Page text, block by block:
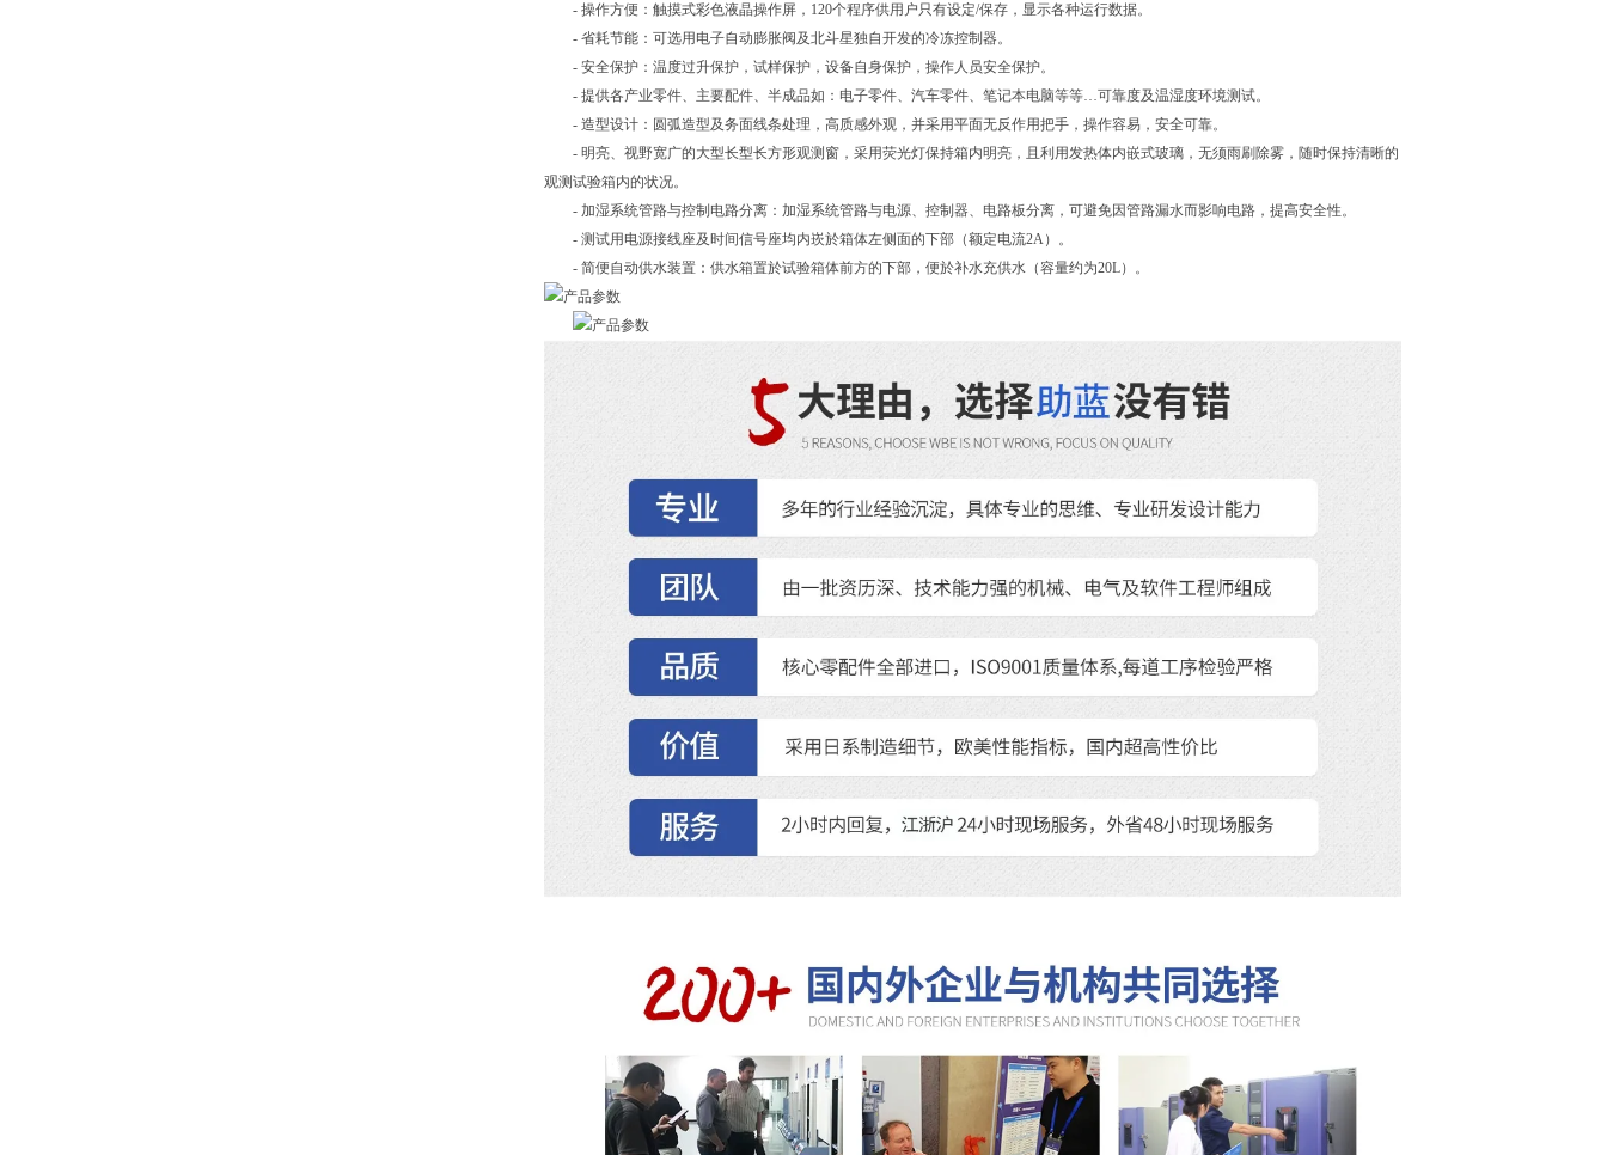
- 操作方便：触摸式彩色液晶操作屏，120个程序供用户只有设定/保存，显示各种运行数据。
- 省耗节能：可选用电子自动膨胀阀及北斗星独自开发的冷冻控制器。
- 安全保护：温度过升保护，试样保护，设备自身保护，操作人员安全保护。
- 提供各产业零件、主要配件、半成品如：电子零件、汽车零件、笔记本电脑等等…可靠度及温湿度环境测试。
- 造型设计：圆弧造型及务面线条处理，高质感外观，并采用平面无反作用把手，操作容易，安全可靠。
- 明亮、视野宽广的大型长型长方形观测窗，采用荧光灯保持箱内明亮，且利用发热体内嵌式玻璃，无须雨刷除雾，随时保持清晰的
观测试验箱内的状况。
- 加湿系统管路与控制电路分离：加湿系统管路与电源、控制器、电路板分离，可避免因管路漏水而影响电路，提高安全性。
- 测试用电源接线座及时间信号座均内崁於箱体左侧面的下部（额定电流2A）。
- 简便自动供水装置：供水箱置於试验箱体前方的下部，便於补水充供水（容量约为20L）。